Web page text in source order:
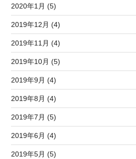
2020年1月 (5)
2019年12月 (4)
2019年11月 (4)
2019年10月 (5)
2019年9月 (4)
2019年8月 (4)
2019年7月 (5)
2019年6月 (4)
2019年5月 (5)